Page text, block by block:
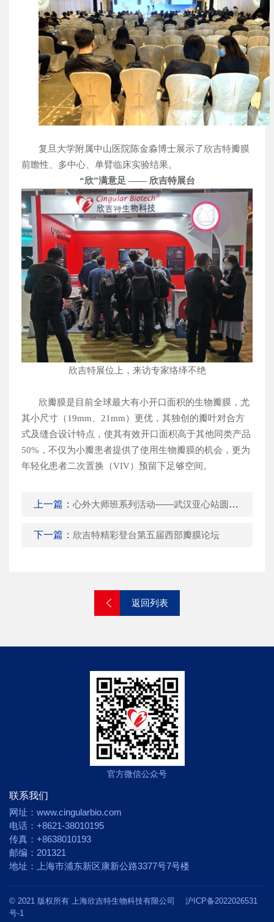
复旦大学附属中山医院陈金淼博士展示了欣吉特瓣膜
前瞻性、多中心、单臂临床实验结果。
“欣”满意足 —— 欣吉特展台
欣吉特展位上，来访专家络绎不绝
欣瓣膜是目前全球最大有小开口面积的生物瓣膜，尤
其小尺寸（19mm 21mm）更优，其独创的瓣叶对合方
式及缝合设计特点，使其有效开口面积高于其他同类产品
50% ，不仅为小瓣患者提供了使用生物瓣膜的机会，更为
年轻化患者二次置换（VIV）预留下足够空间。
上一篇： 心外大师班系列活动——武汉亚心站圆满举行
下一篇： 欣吉特精彩登台第五届西部瓣膜论坛
返回列表
官方微信公众号
联系我们
网址：www.cingularbio.com
电话：+8621-38010195
传真：+8638010193
邮编：201321
地址：上海市浦东新区康新公路3377号7号楼
© 2021 版权所有 上海欣吉特生物科技有限公司 沪ICP备2022026531
号-1